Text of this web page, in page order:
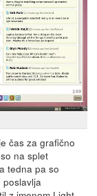
čas za grafično
na splet
tedna pa so